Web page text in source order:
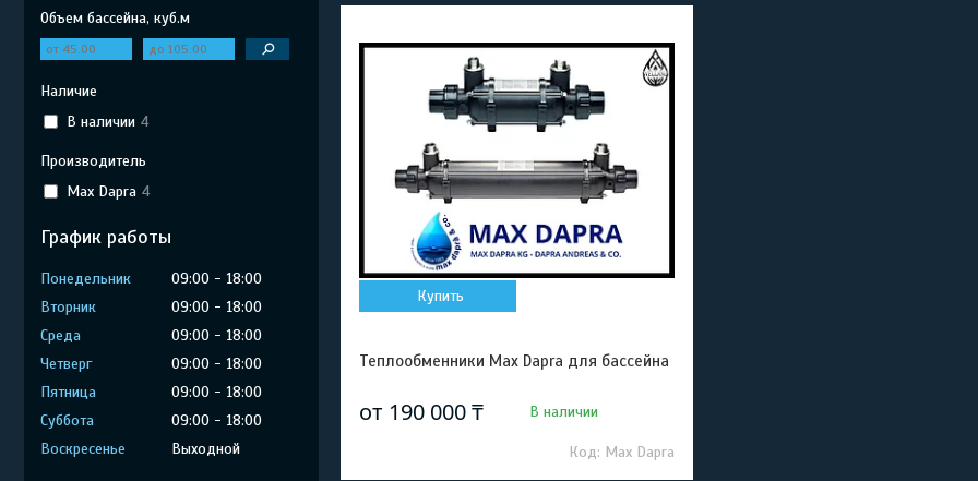
Купить
Теплообменники Max Dapra для бассейна
от 190 000 ₸ В наличии
Max Dapra
Объем бассейна, куб.м
Наличие
В наличии 4
Производитель
Max Dapra 4
График работы
Понедельник 09:00
18:00
Вторник
09:00
18:00
Среда
09:00
18:00
Четверг
09:00
18:00
Пятница
09:00
18:00
Суббота
09:00
18:00
Воскресенье
Выходной